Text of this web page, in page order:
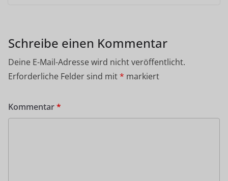
Schreibe einen Kommentar
Deine E-Mail-Adresse wird nicht veröffentlicht.
Erforderliche Felder sind mit* markiert
Kommentar*